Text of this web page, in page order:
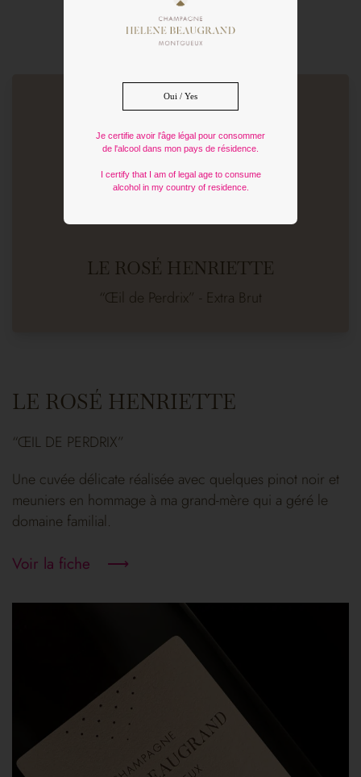
LE ROSÉ HENRIETTE
“Œil de Perdrix” - Extra Brut
LE ROSÉ HENRIETTE
“ŒIL DE PERDRIX”
Une cuvée délicate réalisée avec quelques pinot noir et
meuniers en hommage à ma grand-mère qui a géré le
domaine familial.
Voir la fiche
Oui / Yes
Je certifie avoir l'âge légal pour consommer
de l'alcool dans mon pays de résidence.
I certify that I am of legal age to consume
alcohol in my country of residence.